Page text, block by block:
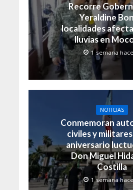
Recorre
Yeraldine
localidades
lluvias en
1 semana hace
NOTICIAS
Conmemoran
civiles y
aniversario
Don Miguel
Costilla
1 semana hace